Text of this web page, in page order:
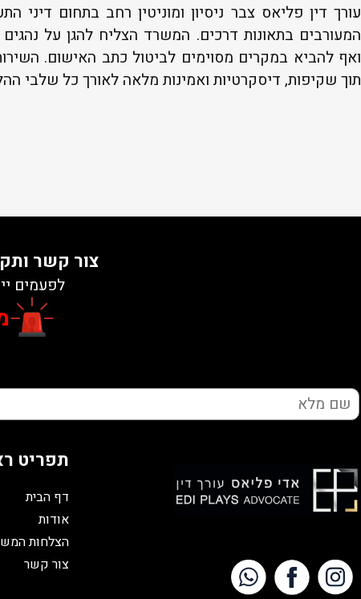
עורך דין פליאס צבר ניסיון ומוניטין רחב בתחום דיני
המעורבים בתאונות דרכים. המשרד הצליח להגן על נהגים
ואף להביא במקרים מסוימים לביטול כתב האישום.
תוך שקיפות, דיסקרטיות ואמינות מלאה לאורך כל שלבי
צור קשר
לפעמים
תפריט
דף הבית
אודות
הצלחות
צור קשר